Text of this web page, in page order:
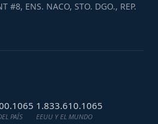
#8, ENS. NACO, STO. DGO., REP.
PAÍS
1.833.610.1065
EEUU Y EL MUNDO